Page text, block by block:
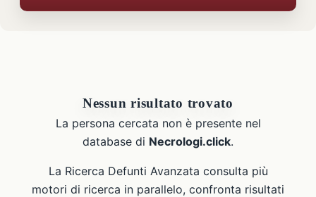
Nessun risultato trovato
La persona cercata non è presente nel
database di Necrologi.click.
La Ricerca Defunti Avanzata consulta più
motori di ricerca in parallelo, confronta risultati